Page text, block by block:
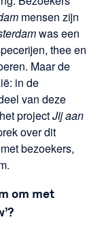
mensen zijn
was een
thee en
Maar de
in de
van deze
projectJij aan
over dit
bezoekers,
om met